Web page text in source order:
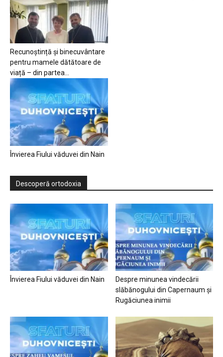
Recunoștință și binecuvântare
pentru mamele dătătoare de
viață – din partea...
Învierea Fiului văduvei din Nain
Descoperă ortodoxia
Învierea Fiului văduvei din Nain
Despre minunea vindecării
slăbănogului din Capernaum și
Rugăciunea inimii